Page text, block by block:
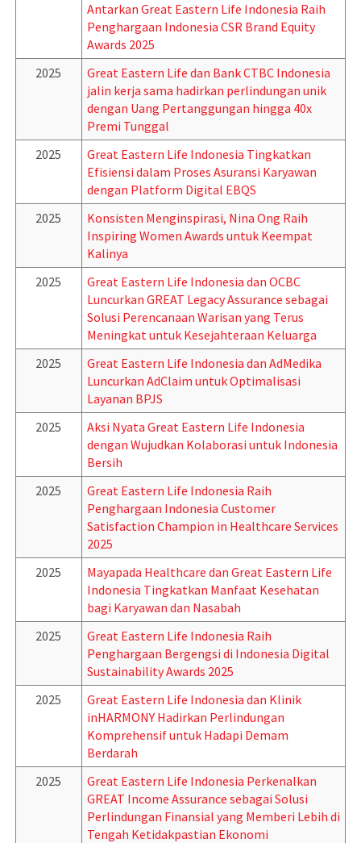
Antarkan Great Eastern Life Indonesia Raih
Penghargaan Indonesia CSR Brand Equity
Awards 2025
2025
Great Eastern Life dan Bank CTBC Indonesia
jalin kerja sama hadirkan perlindungan unik
dengan Uang Pertanggungan hingga 40x
Premi Tunggal
2025
Great Eastern Life Indonesia Tingkatkan
Efisiensi dalam Proses Asuransi Karyawan
dengan Platform Digital EBQS
2025
Konsisten Menginspirasi, Nina Ong Raih
Inspiring Women Awards untuk Keempat
Kalinya
2025
Great Eastern Life Indonesia dan OCBC
Luncurkan GREAT Legacy Assurance sebagai
Solusi Perencanaan Warisan yang Terus
Meningkat untuk Kesejahteraan Keluarga
2025
Great Eastern Life Indonesia dan AdMedika
Luncurkan AdClaim untuk Optimalisasi
Layanan BPJS
2025
Aksi Nyata Great Eastern Life Indonesia
dengan Wujudkan Kolaborasi untuk Indonesia
Bersih
2025
Great Eastern Life Indonesia Raih
Penghargaan Indonesia Customer
Satisfaction Champion in Healthcare Services
2025
2025
Mayapada Healthcare dan Great Eastern Life
Indonesia Tingkatkan Manfaat Kesehatan
bagi Karyawan dan Nasabah
2025
Great Eastern Life Indonesia Raih
Penghargaan Bergengsi di Indonesia Digital
Sustainability Awards 2025
2025
Great Eastern Life Indonesia dan Klinik
inHARMONY Hadirkan Perlindungan
Komprehensif untuk Hadapi Demam
Berdarah
2025
Great Eastern Life Indonesia Perkenalkan
GREAT Income Assurance sebagai Solusi
Perlindungan Finansial yang Memberi Lebih di
Tengah Ketidakpastian Ekonomi